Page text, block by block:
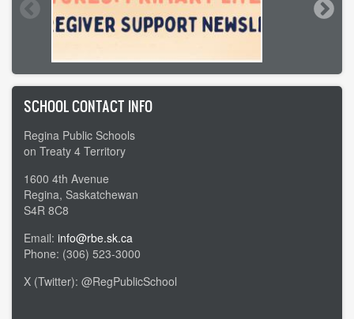
SCHOOL CONTACT INFO
Regina Public Schools
on Treaty 4 Territory
1600 4th Avenue
Regina, Saskatchewan
S4R 8C8
Email: info@rbe.sk.ca
Phone: (306) 523-3000
X (Twitter): @RegPublicSchool